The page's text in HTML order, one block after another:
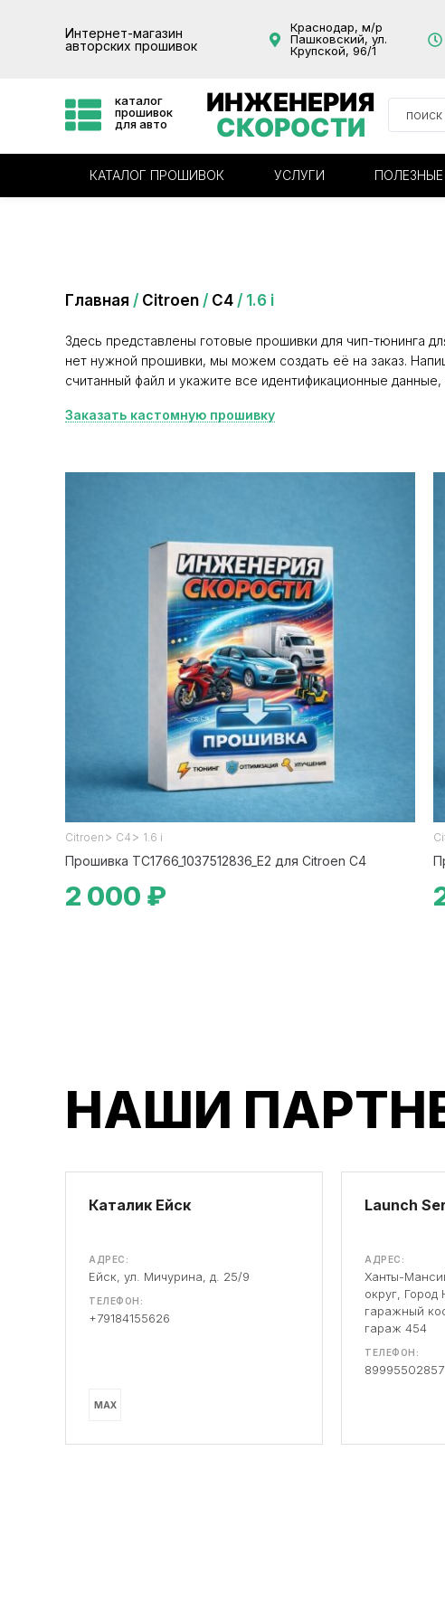
Интернет-магазин
авторских прошивок
Краснодар, м/р
Пашковский, ул.
Крупской, 96/1
каталог
прошивок
для авто
ИНЖЕНЕРИЯ
СКОРОСТИ
КАТАЛОГ ПРОШИВОК УСЛУГИ
Главная / Citroen / C4 / 1.6 i
Здесь представлены готовые прошивки для чип-тюнинга
нет нужной прошивки, мы можем создать её на заказ.
считанный файл и укажите все идентификационные
Заказать кастомную прошивку
Citroen > C4 > 1.6 i
Прошивка TC1766_1037512836_E2 для Citroen C4
2 000 ₽
НАШИ
Каталик Ейск
АДРЕС:
Ейск, ул. Мичурина, д. 25/9
ТЕЛЕФОН:
+79184155626
MAX
Launch
АДРЕС:
Ханты-
округ, Город
гаражный
гараж 454
ТЕЛЕФОН:
89995502857